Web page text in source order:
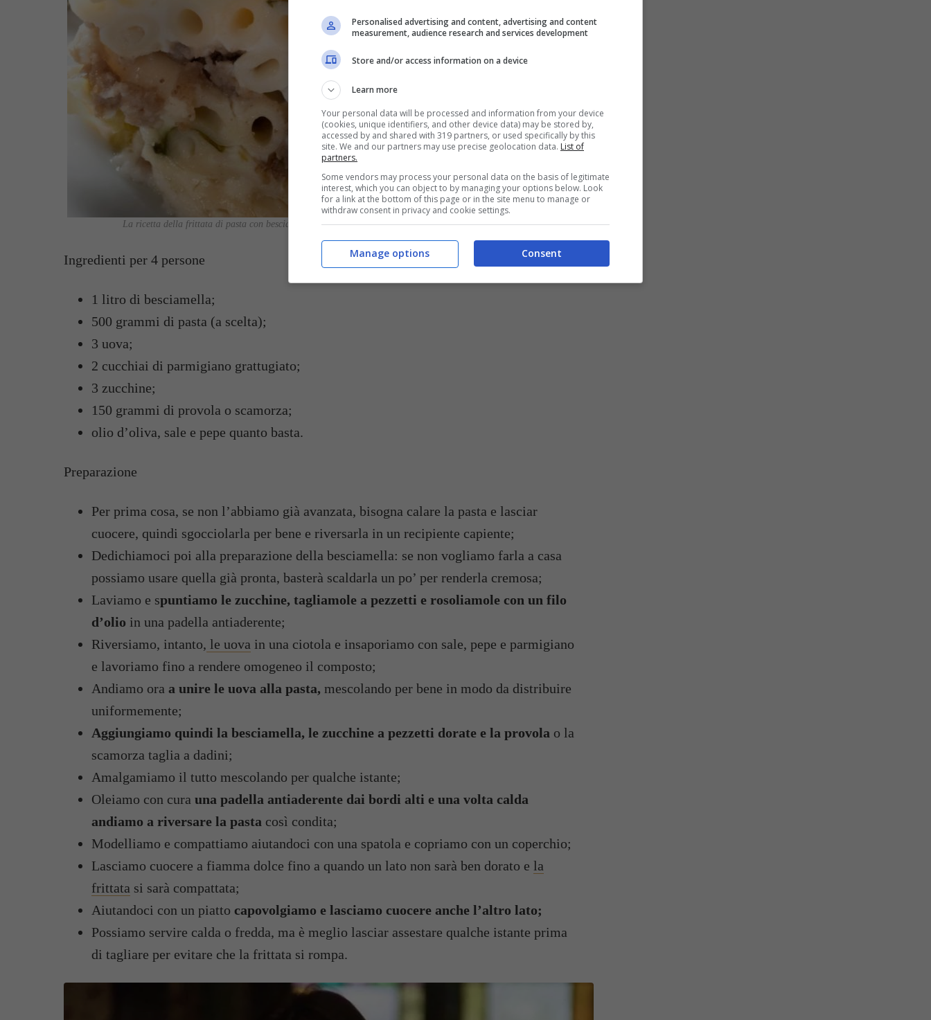
La ricetta della frittata di pasta con besciamella e zucchine: calda o fredda è sempre una squisitezza – buttalapasta.it
Ingredienti per 4 persone
1 litro di besciamella;
500 grammi di pasta (a scelta);
3 uova;
2 cucchiai di parmigiano grattugiato;
3 zucchine;
150 grammi di provola o scamorza;
olio d’oliva, sale e pepe quanto basta.
Preparazione
Per prima cosa, se non l’abbiamo già avanzata, bisogna calare la pasta e lasciar
cuocere, quindi sgocciolarla per bene e riversarla in un recipiente capiente;
Dedichiamoci poi alla preparazione della besciamella: se non vogliamo farla a casa
possiamo usare quella già pronta, basterà scaldarla un po’ per renderla cremosa;
Laviamo e spuntiamo le zucchine, tagliamole a pezzetti e rosoliamole con un filo
d’olio in una padella antiaderente;
Riversiamo, intanto, le uova in una ciotola e insaporiamo con sale, pepe e parmigiano
e lavoriamo fino a rendere omogeneo il composto;
Andiamo ora a unire le uova alla pasta, mescolando per bene in modo da distribuire
uniformemente;
Aggiungiamo quindi la besciamella, le zucchine a pezzetti dorate e la provola o la
scamorza taglia a dadini;
Amalgamiamo il tutto mescolando per qualche istante;
Oleiamo con cura una padella antiaderente dai bordi alti e una volta calda
andiamo a riversare la pasta così condita;
Modelliamo e compattiamo aiutandoci con una spatola e copriamo con un coperchio;
Lasciamo cuocere a fiamma dolce fino a quando un lato non sarà ben dorato e la
frittata si sarà compattata;
Aiutandoci con un piatto capovolgiamo e lasciamo cuocere anche l’altro lato;
Possiamo servire calda o fredda, ma è meglio lasciar assestare qualche istante prima
di tagliare per evitare che la frittata si rompa.
Personalised advertising and content, advertising and content
measurement, audience research and services development
Store and/or access information on a device
Learn more
Your personal data will be processed and information from your device
(cookies, unique identifiers, and other device data) may be stored by,
accessed by and shared with 319 partners, or used specifically by this
site. We and our partners may use precise geolocation data. List of
partners.
Some vendors may process your personal data on the basis of legitimate
interest, which you can object to by managing your options below. Look
for a link at the bottom of this page or in the site menu to manage or
withdraw consent in privacy and cookie settings.
Consent
Manage options